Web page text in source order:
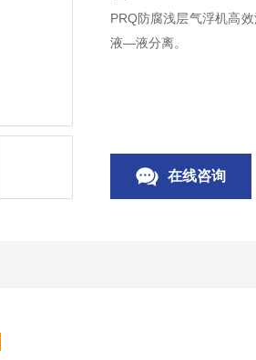
PRQ防腐浅层气浮机高
液—液分离。
在线咨询